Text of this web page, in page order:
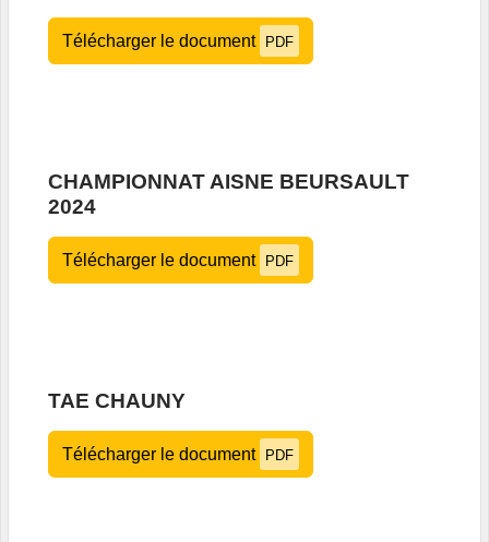
Télécharger le document PDF
CHAMPIONNAT AISNE BEURSAULT
2024
Télécharger le document PDF
TAE CHAUNY
Télécharger le document PDF